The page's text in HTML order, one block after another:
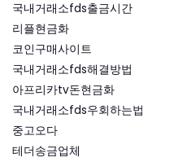
국내거래소fds출금시간
리플현금화
코인구매사이트
국내거래소fds해결방법
아프리카tv돈현금화
국내거래소fds우회하는법
중고오다
테더송금업체